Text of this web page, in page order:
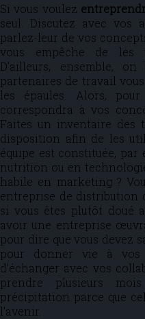
Si vous voulez
seul. Discutez avec vos
parlez-leur de vos
vous empêche de les
D’ailleurs, ensemble,
partenaires de travail
les épaules. Alors,
correspondra à vos
Faites un inventaire des
disposition afin de les
équipe est constituée, par
nutrition ou en
habile en marketing ?
entreprise de distribution
si vous êtes plutôt doué
avoir une entreprise
pour dire que vous devez
pour donner vie à vos
d’échanger avec vos
prendre plusieurs
précipitation parce que
l’avenir.